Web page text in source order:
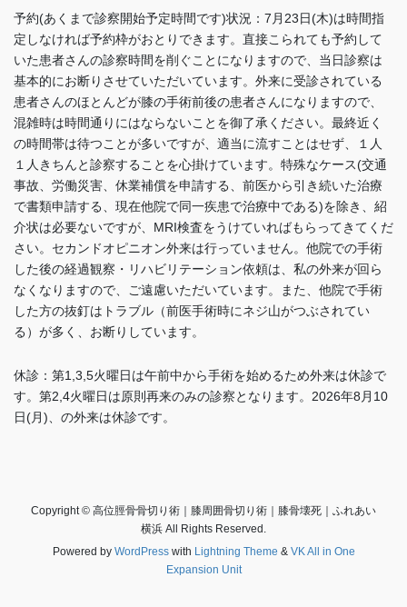
予約(あくまで診察開始予定時間です)状況：7月23日(木)は時間指
定しなければ予約枠がおとりできます。直接こられても予約して
いた患者さんの診察時間を削ぐことになりますので、当日診察は
基本的にお断りさせていただいています。外来に受診されている
患者さんのほとんどが膝の手術前後の患者さんになりますので、
混雑時は時間通りにはならないことを御了承ください。最終近く
の時間帯は待つことが多いですが、適当に流すことはせず、１人
１人きちんと診察することを心掛けています。特殊なケース(交通
事故、労働災害、休業補償を申請する、前医から引き続いた治療
で書類申請する、現在他院で同一疾患で治療中である)を除き、紹
介状は必要ないですが、MRI検査をうけていればもらってきてくだ
さい。セカンドオピニオン外来は行っていません。他院での手術
した後の経過観察・リハビリテーション依頼は、私の外来が回ら
なくなりますので、ご遠慮いただいています。また、他院で手術
した方の抜釘はトラブル（前医手術時にネジ山がつぶされてい
る）が多く、お断りしています。
休診：第1,3,5火曜日は午前中から手術を始めるため外来は休診で
す。 第2,4火曜日は原則再来のみの診察となります。2026年8月10
日(月)、の外来は休診です。
Copyright © 高位脛骨骨切り術｜膝周囲骨切り術｜膝骨壊死｜ふれあい
横浜 All Rights Reserved.
Powered by WordPresswith Lightning Theme & VK All in One
Expansion Unit